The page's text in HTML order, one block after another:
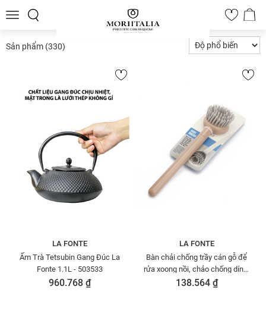
Toggle
0
Sản phẩm (330)
LA FONTE
Ấm Trà Tetsubin Gang Đúc La
Fonte 1.1L - 503533
960.768 ₫
LA FONTE
Bàn chải chống trầy cán gỗ để
rửa xoong nồi, chảo chống dính,
chén đĩa Lafonte - 003643
138.564 ₫